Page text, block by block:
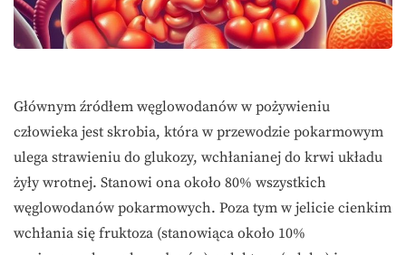
Głównym źródłem węglowodanów w pożywieniu
człowieka jest skrobia, która w przewodzie pokarmowym
ulega strawieniu do glukozy, wchłanianej do krwi układu
żyły wrotnej. Stanowi ona około 80% wszystkich
węglowodanów pokarmowych. Poza tym w jelicie cienkim
wchłania się fruktoza (stanowiąca około 10%